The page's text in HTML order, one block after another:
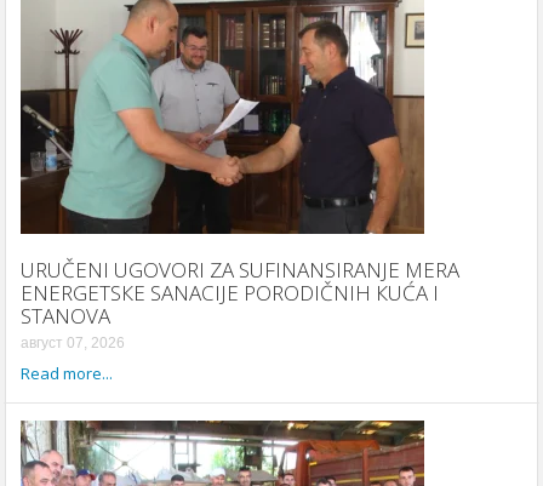
URUČENI UGOVORI ZA SUFINANSIRANJE MERA
ENERGETSКE SANACIJE PORODIČNIH КUĆA I
STANOVA
август 07, 2026
Read more...